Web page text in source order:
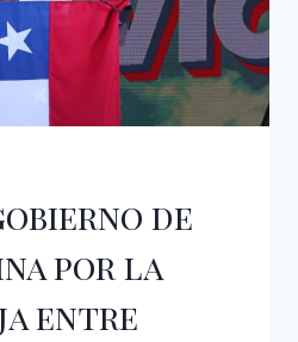
de
por la
entre